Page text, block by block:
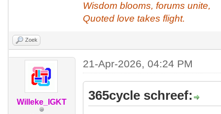
Wisdom blooms, forums unite,
Quoted love takes flight.
Zoek
Willeke_IGKT
21-Apr-2026, 04:24 PM
365cycle schreef: